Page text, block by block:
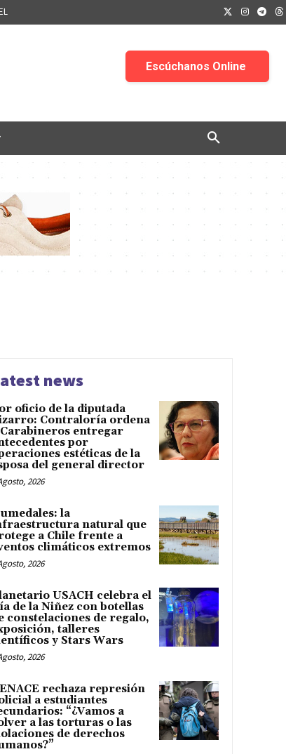
news
oficio de la diputada
Contraloría ordena
Carabineros entregar
por
estéticas de la
del general director
2026
la
natural que
a Chile frente a
climáticos extremos
2026
USACH celebra el
de la Niñez con botellas
constelaciones de regalo,
talleres
y Stars Wars
2026
rechaza represión
a estudiantes
“¿Vamos a
a las torturas o las
de derechos